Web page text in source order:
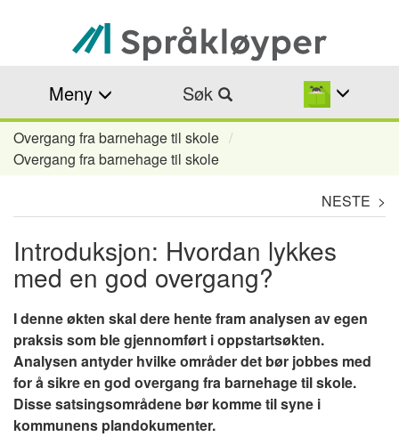
hovedinnhold
Meny Søk
Navigasjonssti
Overgang fra barnehage til skole
Overgang fra barnehage til skole
NESTE >
Introduksjon: Hvordan lykkes
med en god overgang?
I denne økten skal dere hente fram analysen av egen
praksis som ble gjennomført i oppstartsøkten.
Analysen antyder hvilke områder det bør jobbes med
for å sikre en god overgang fra barnehage til skole.
Disse satsingsområdene bør komme til syne i
kommunens plandokumenter.